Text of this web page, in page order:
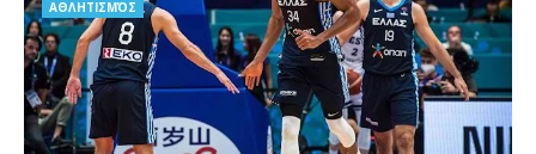
AΘΛΗΤΙΣΜΌΣ